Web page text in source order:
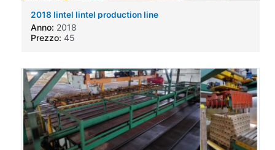
2018 lintel lintel production line
Anno: 2018
Prezzo: 45